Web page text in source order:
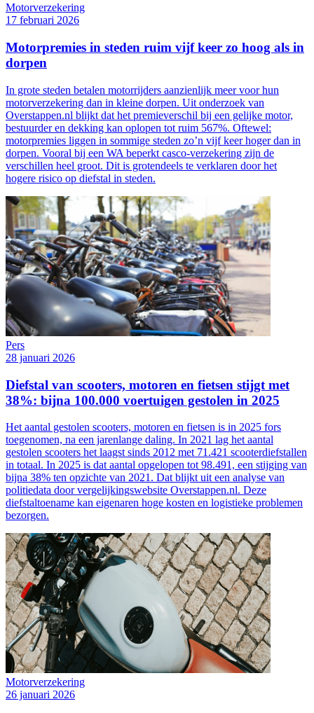
Motorverzekering
17 februari 2026
Motorpremies in steden ruim vijf keer zo hoog als in
dorpen
In grote steden betalen motorrijders aanzienlijk meer voor hun
motorverzekering dan in kleine dorpen. Uit onderzoek van
Overstappen.nl blijkt dat het premieverschil bij een gelijke motor,
bestuurder en dekking kan oplopen tot ruim 567%. Oftewel:
motorpremies liggen in sommige steden zo’n vijf keer hoger dan in
dorpen. Vooral bij een WA beperkt casco-verzekering zijn de
verschillen heel groot. Dit is grotendeels te verklaren door het
hogere risico op diefstal in steden.
Pers
28 januari 2026
Diefstal van scooters, motoren en fietsen stijgt met
38%: bijna 100.000 voertuigen gestolen in 2025
Het aantal gestolen scooters, motoren en fietsen is in 2025 fors
toegenomen, na een jarenlange daling. In 2021 lag het aantal
gestolen scooters het laagst sinds 2012 met 71.421 scooterdiefstallen
in totaal. In 2025 is dat aantal opgelopen tot 98.491, een stijging van
bijna 38% ten opzichte van 2021. Dat blijkt uit een analyse van
politiedata door vergelijkingswebsite Overstappen.nl. Deze
diefstaltoename kan eigenaren hoge kosten en logistieke problemen
bezorgen.
Motorverzekering
26 januari 2026